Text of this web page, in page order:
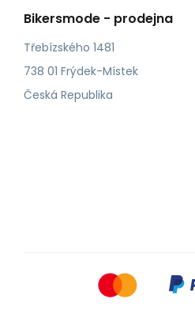
Bikersmode - prodejna
Třebízského 1481
738 01 Frýdek-Místek
Česká Republika